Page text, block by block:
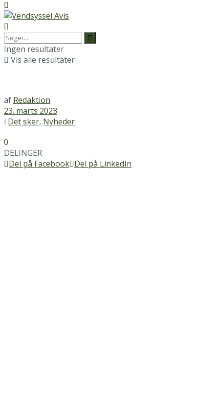
Ingen resultater
Vis alle resultater
af Redaktion
23. marts 2023
i Det sker, Nyheder
0
DELINGER
Del på Facebook Del på LinkedIn